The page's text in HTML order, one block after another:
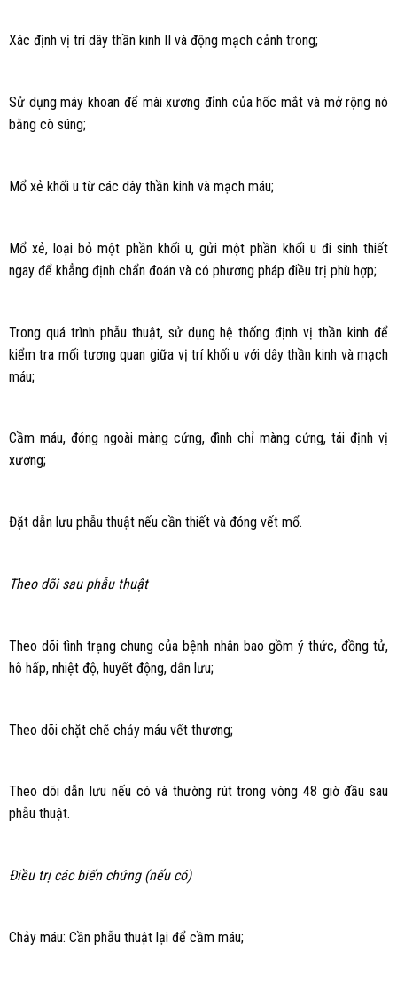
Xác định vị trí dây thần kinh II và động mạch cảnh trong;
Sử dụng máy khoan để mài xương đỉnh của hốc mắt và mở rộng nó
bằng cò súng;
Mổ xẻ khối u từ các dây thần kinh và mạch máu;
Mổ xẻ, loại bỏ một phần khối u, gửi một phần khối u đi sinh thiết
ngay để khẳng định chẩn đoán và có phương pháp điều trị phù hợp;
Trong quá trình phẫu thuật, sử dụng hệ thống định vị thần kinh để
kiểm tra mối tương quan giữa vị trí khối u với dây thần kinh và mạch
máu;
Cầm máu, đóng ngoài màng cứng, đình chỉ màng cứng, tái định vị
xương;
Đặt dẫn lưu phẫu thuật nếu cần thiết và đóng vết mổ.
Theo dõi sau phẫu thuật
Theo dõi tình trạng chung của bệnh nhân bao gồm ý thức, đồng tử,
hô hấp, nhiệt độ, huyết động, dẫn lưu;
Theo dõi chặt chẽ chảy máu vết thương;
Theo dõi dẫn lưu nếu có và thường rút trong vòng 48 giờ đầu sau
phẫu thuật.
Điều trị các biến chứng (nếu có)
Chảy máu: Cần phẫu thuật lại để cầm máu;